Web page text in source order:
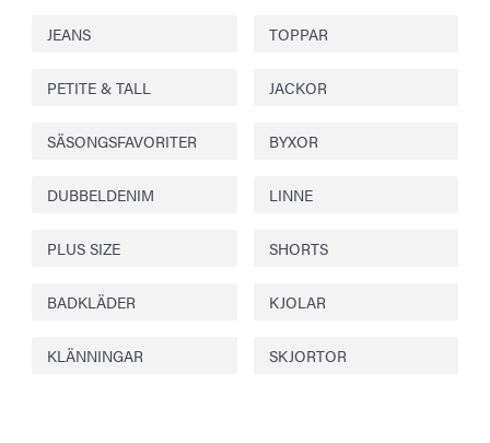
JEANS TOPPAR
PETITE & TALL JACKOR
SÄSONGSFAVORITER BYXOR
DUBBELDENIM LINNE
PLUS SIZE SHORTS
BADKLÄDER KJOLAR
KLÄNNINGAR SKJORTOR